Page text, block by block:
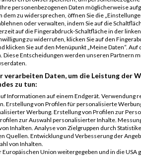
KPos = Kategorie Position, TPos =
not start, DNF = Did not finish, DQ =
personenbezogenen Daten möglicherweise
zu widersprechen, öffnen Sie die
oder verwalten, indem Sie auf die
auf die Fingerabdruck-Schaltfläche in der
zu widerrufen, klicken Sie auf den
klicken Sie auf den Menüpunkt „Meine Daten“. Auf
Diese Entscheidungen werden unseren Partnern
verarbeiten Daten, um die Leistung der
zu tun:
Informationen auf einem Endgerät. Verwendung
Erstellung von Profilen für personalisierte
Werbung. Erstellung von Profilen zur
zur Auswahl personalisierter Inhalte.
Inhalten. Analyse von Zielgruppen durch
Quellen. Entwicklung und Verbesserung der
von Inhalten.
Union weitergegeben und in die USA